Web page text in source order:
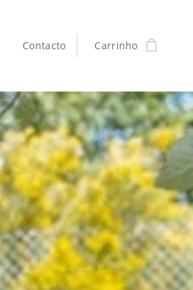
Contacto Carrinho